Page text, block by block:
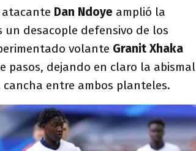
atacante Dan Ndoye amplió la
desacople defensivo de los
volante Granit Xhaka
pasos, dejando en claro la abismal
entre ambos planteles.